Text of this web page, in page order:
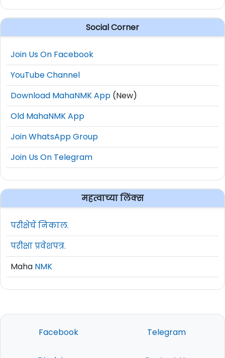
Social Corner
Join Us On Facebook
YouTube Channel
Download MahaNMK App (New)
Old MahaNMK App
Join WhatsApp Group
Join Us On Telegram
महत्वाच्या लिंक्स
परीक्षेचे निकाल.
परीक्षा प्रवेशपत्र.
Maha NMK
Facebook Telegram